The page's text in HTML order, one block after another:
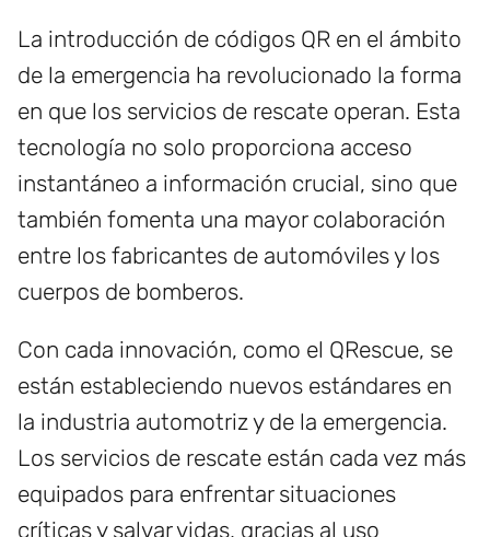
La introducción de códigos QR en el ámbito
de la emergencia ha revolucionado la forma
en que los servicios de rescate operan. Esta
tecnología no solo proporciona acceso
instantáneo a información crucial, sino que
también fomenta una mayor colaboración
entre los fabricantes de automóviles y los
cuerpos de bomberos.
Con cada innovación, como el QRescue, se
están estableciendo nuevos estándares en
la industria automotriz y de la emergencia.
Los servicios de rescate están cada vez más
equipados para enfrentar situaciones
críticas y salvar vidas, gracias al uso